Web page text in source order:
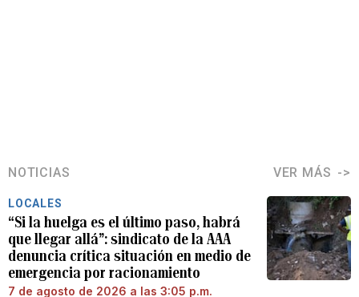
NOTICIAS VER MÁS
LOCALES
“Si la huelga es el último paso, habrá
que llegar allá”: sindicato de la AAA
denuncia crítica situación en medio de
emergencia por racionamiento
7 de agosto de 2026 a las 3:05 p.m.